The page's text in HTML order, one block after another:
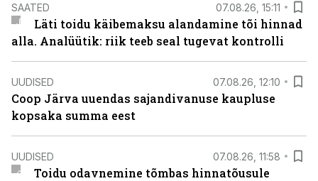
SAATED 07.08.26, 15:11
Läti toidu käibemaksu alandamine tõi hinnad
alla. Analüütik: riik teeb seal tugevat kontrolli
UUDISED 07.08.26, 12:10
Coop Järva uuendas sajandivanuse kaupluse
kopsaka summa eest
UUDISED 07.08.26, 11:58
Toidu odavnemine tõmbas hinnatõusule